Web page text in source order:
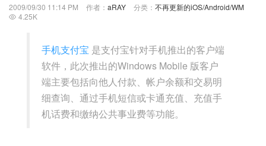
2009/09/30 11:14 PM 作者： aRAY 分类： 不再更新的iOS/Android/WM
 4.25K
手机支付宝 是支付宝针对手机推出的客户端
软件，此次推出的Windows Mobile 版客户
端主要包括向他人付款、帐户余额和交易明
细查询、通过手机短信或卡通充值、充值手
机话费和缴纳公共事业费等功能。